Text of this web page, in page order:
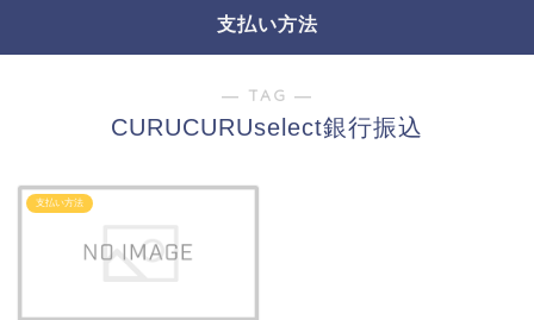
支払い方法
― TAG ―
CURUCURUselect銀行振込
支払い方法